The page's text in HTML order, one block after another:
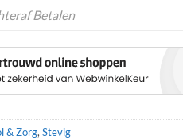
Betalen
& Zorg,Stevig